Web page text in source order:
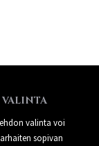
valinta voi
sopivan